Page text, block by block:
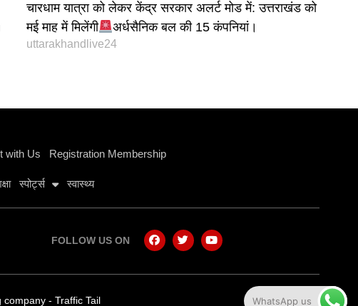
चारधाम यात्रा को लेकर केंद्र सरकार अलर्ट मोड में: उत्तराखंड को
मई माह में मिलेंगी
अर्धसैनिक बल की 15 कंपनियां।
uttarakhandlive24
with Us Registration Membership
स्पोर्ट्स स्वास्थ्य
FOLLOW US ON
company - Traffic Tail WhatsApp us